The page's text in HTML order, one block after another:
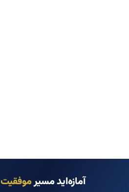
آمازه‌اید مسیرموفقیت